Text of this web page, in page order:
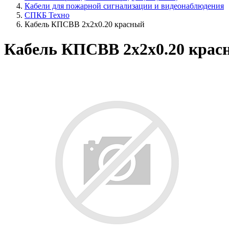
Кабели для пожарной сигнализации и видеонаблюдения
СПКБ Техно
Кабель КПСВВ 2х2х0.20 красный
Кабель КПСВВ 2х2х0.20